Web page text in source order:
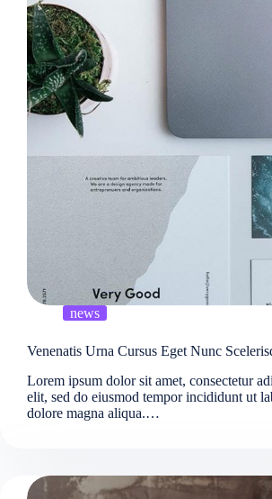
news
Venenatis Urna Cursus Eget Nunc
Lorem ipsum dolor sit amet, consectetur
elit, sed do eiusmod tempor incididunt ut
dolore magna aliqua.…